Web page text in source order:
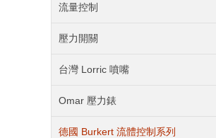
流量控制
壓力開關
台灣 Lorric 噴嘴
Omar 壓力錶
德國 Burkert 流體控制系列